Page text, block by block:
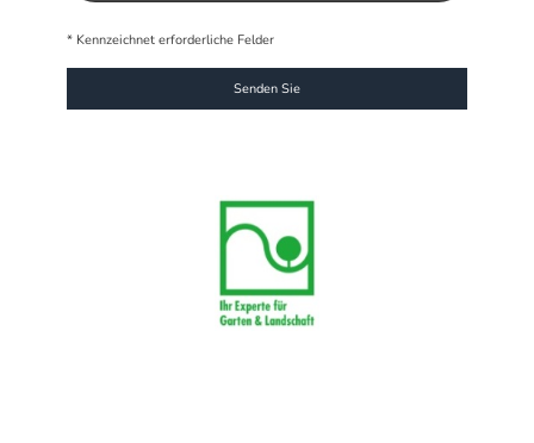
* Kennzeichnet erforderliche Felder
Senden Sie